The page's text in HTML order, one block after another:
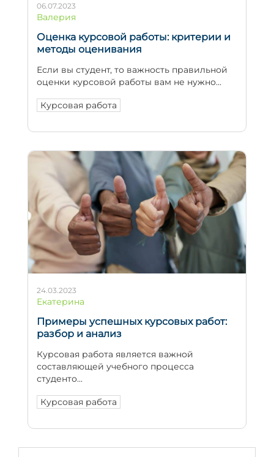
06.07.2023
Валерия
Оценка курсовой работы: критерии и
методы оценивания
Если вы студент, то важность правильной
оценки курсовой работы вам не нужно...
Курсовая работа
24.03.2023
Екатерина
Примеры успешных курсовых работ:
разбор и анализ
Курсовая работа является важной
составляющей учебного процесса
студенто...
Курсовая работа